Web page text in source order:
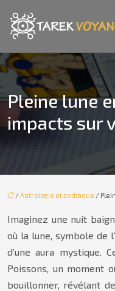
Pleine lune
impacts sur
/Astrologie et zodiaque /
Imaginez une nuit
où la lune, symbole de
d’une aura mystique.
Poissons, un moment
bouillonner, révélant